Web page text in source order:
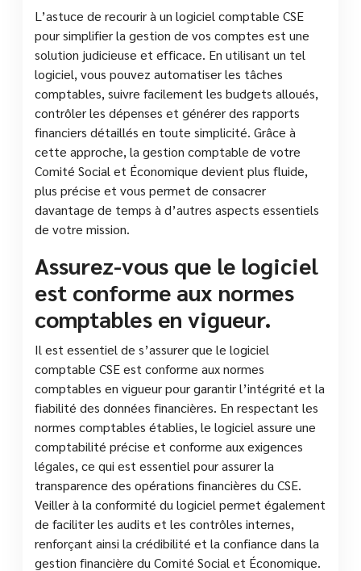
L’astuce de recourir à un logiciel comptable CSE
pour simplifier la gestion de vos comptes est une
solution judicieuse et efficace. En utilisant un tel
logiciel, vous pouvez automatiser les tâches
comptables, suivre facilement les budgets alloués,
contrôler les dépenses et générer des rapports
financiers détaillés en toute simplicité. Grâce à
cette approche, la gestion comptable de votre
Comité Social et Économique devient plus fluide,
plus précise et vous permet de consacrer
davantage de temps à d’autres aspects essentiels
de votre mission.
Assurez-vous que le logiciel
est conforme aux normes
comptables en vigueur.
Il est essentiel de s’assurer que le logiciel
comptable CSE est conforme aux normes
comptables en vigueur pour garantir l’intégrité et la
fiabilité des données financières. En respectant les
normes comptables établies, le logiciel assure une
comptabilité précise et conforme aux exigences
légales, ce qui est essentiel pour assurer la
transparence des opérations financières du CSE.
Veiller à la conformité du logiciel permet également
de faciliter les audits et les contrôles internes,
renforçant ainsi la crédibilité et la confiance dans la
gestion financière du Comité Social et Économique.